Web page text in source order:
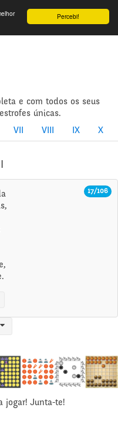
Percebi!
e com todos os seus
únicas.
VII VIII IX X
17/106
jogar! Junta-te!